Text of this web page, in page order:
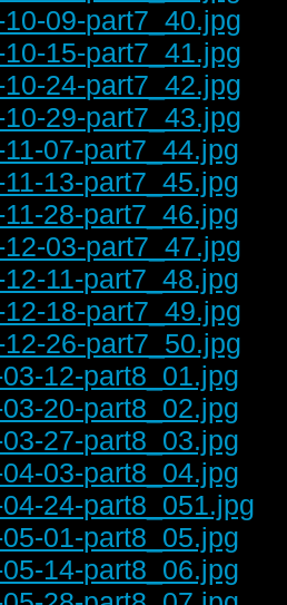
09-part7_40.jpg
15-part7_41.jpg
24-part7_42.jpg
29-part7_43.jpg
07-part7_44.jpg
13-part7_45.jpg
28-part7_46.jpg
03-part7_47.jpg
11-part7_48.jpg
18-part7_49.jpg
26-part7_50.jpg
12-part8_01.jpg
20-part8_02.jpg
27-part8_03.jpg
03-part8_04.jpg
24-part8_051.jpg
01-part8_05.jpg
14-part8_06.jpg